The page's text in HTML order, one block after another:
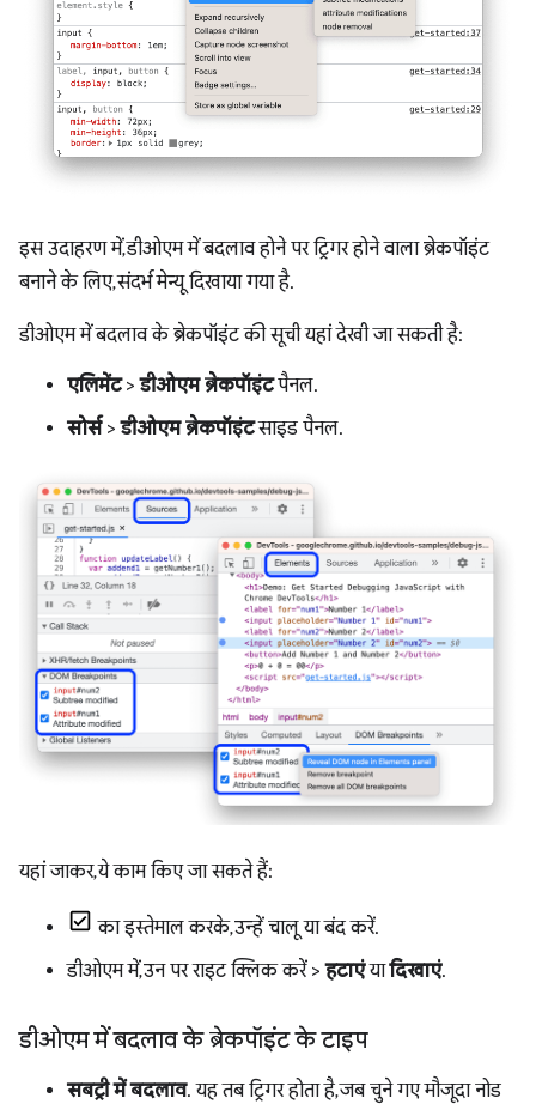
इस उदाहरण में, डीओएम में बदलाव होने पर ट्रिगर होने वाला ब्रेकपॉइंट
बनाने के लिए, संदर्भ मेन्यू दिखाया गया है.
डीओएम में बदलाव के ब्रेकपॉइंट की सूची यहां देखी जा सकती है:
एलिमेंट>डीओएम ब्रेकपॉइंटपैनल.
सोर्स>डीओएम ब्रेकपॉइंटसाइड पैनल.
यहां जाकर, ये काम किए जा सकते हैं:
का इस्तेमाल करके, उन्हें चालू या बंद करें.
डीओएम में, उन पर राइट क्लिक करें >हटाएंयादिखाएं.
डीओएम में बदलाव के ब्रेकपॉइंट के टाइप
सबट्री में बदलाव. यह तब ट्रिगर होता है, जब चुने गए मौजूदा नोड